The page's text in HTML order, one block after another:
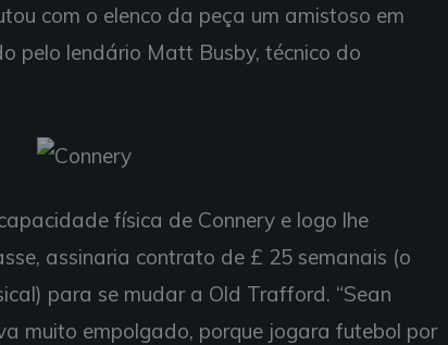
com o elenco da peça um amistoso em
pelo lendário Matt Busby, técnico do
física de Connery e logo lhe
assinaria contrato de £ 25 semanais (o
para se mudar a Old Trafford. “Sean
muito empolgado, porque jogara futebol por